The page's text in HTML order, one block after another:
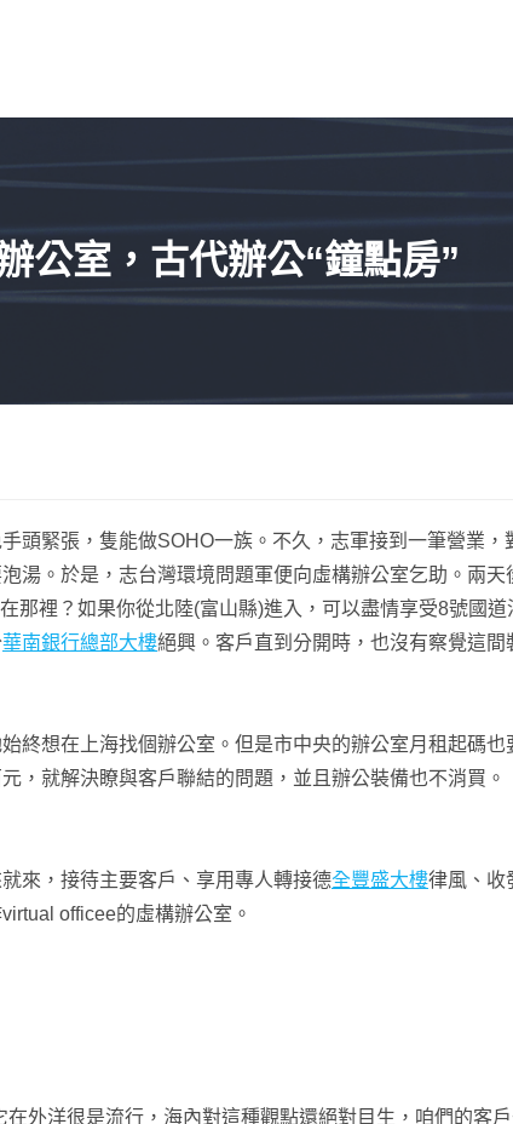
公室，古代辦公“鐘點房”
頭緊張，隻能做SOHO一族。不久，志軍接到一筆營業，
湯。於是，志台灣環境問題軍便向虛構辦公室乞助。兩
裡？如果你從北陸(富山縣)進入，可以盡情享受8號國
華南銀行總部大樓絕興。客戶直到分開時，也沒有察覺這
終想在上海找個辦公室。但是市中央的辦公室月租起碼
，就解決瞭與客戶聯結的問題，並且辦公裝備也不消買。
，接待主要客戶、享用專人轉接德全豐盛大樓律風、收
officee的虛構辦公室。
很是流行，海內對這種觀點還絕對目生，咱們的客戶